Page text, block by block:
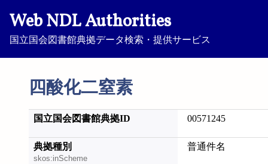
Web NDL Authorities
国立国会図書館典拠データ検索・提供サービス
四酸化二窒素
国立国会図書館典拠ID 00571245
典拠種別
skos:inScheme
普通件名